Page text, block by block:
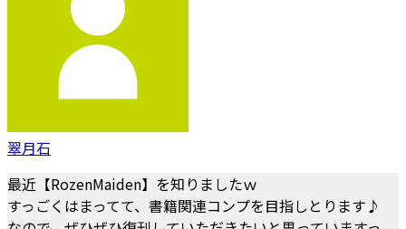
翠月石
最近【RozenMaiden】を知りましたｗ
すっごくはまってて、書籍関連コンプを目指しとります♪